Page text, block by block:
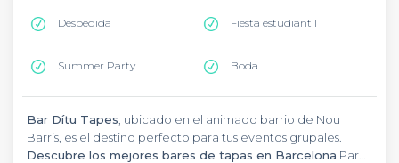
Despedida Fiesta estudiantil
Summer Party Boda
Bar Dítu Tapes , ubicado en el animado barrio de Nou
Barris, es el destino perfecto para tus eventos grupales.
Descubre los mejores bares de tapas en Barcelona Para